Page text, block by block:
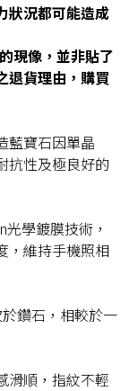
狀況都可能造成
現像，並非貼了
退貨理由，購買
藍寶石因單晶
抗性及極良好的
學鍍膜技術，
，維持手機照相
鑽石，相較於一
滑順，指紋不輕